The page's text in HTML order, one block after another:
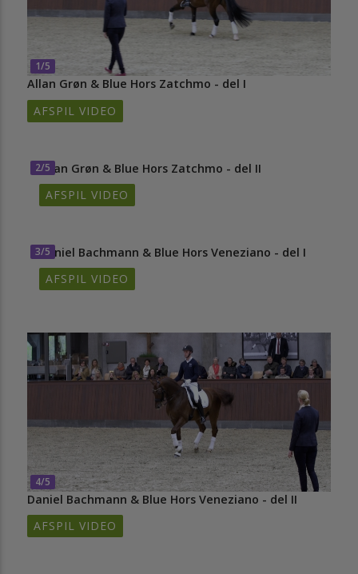
1/5
Allan Grøn & Blue Hors Zatchmo - del I
AFSPIL VIDEO
2/5
Allan Grøn & Blue Hors Zatchmo - del II
AFSPIL VIDEO
3/5
Daniel Bachmann & Blue Hors Veneziano - del I
AFSPIL VIDEO
4/5
Daniel Bachmann & Blue Hors Veneziano - del II
AFSPIL VIDEO